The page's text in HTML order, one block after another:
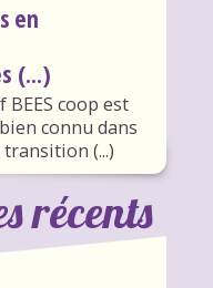
en
(...)
coop est
connu dans
(...)
récents